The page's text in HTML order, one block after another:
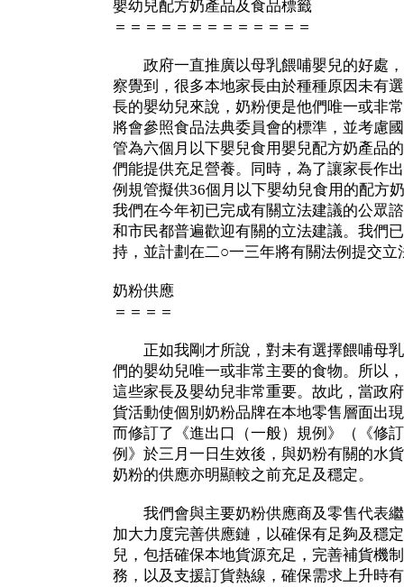
嬰幼兒配方奶產品及食品標籤
＝＝＝＝＝＝＝＝＝＝＝＝＝
政府一直推廣以母乳餵哺嬰兒的好處，
察覺到，很多本地家長由於種種原因未有
長的嬰幼兒來說，奶粉便是他們唯一或非
將會參照食品法典委員會的標準，並考慮
管為六個月以下嬰兒食用嬰兒配方奶產品
們能提供充足營養。同時，為了讓家長作
例規管擬供36個月以下嬰幼兒食用的配方
我們在今年初已完成有關立法建議的公眾
和市民都普遍歡迎有關的立法建議。我們
持，並計劃在二○一三年將有關法例提交立
奶粉供應
＝＝＝＝
正如我剛才所說，對未有選擇餵哺母乳
們的嬰幼兒唯一或非常主要的食物。所以
這些家長及嬰幼兒非常重要。故此，當政
貨活動使個別奶粉品牌在本地零售層面出
而修訂了《進出口（一般）規例》（《修
例》於三月一日生效後，與奶粉有關的水
奶粉的供應亦明顯較之前充足及穩定。
我們會與主要奶粉供應商及零售代表繼
加大力度完善供應鏈，以確保有足夠及穩
兒，包括確保本地貨源充足，完善補貨機
務，以及支援訂貨熱線，確保需求上升時